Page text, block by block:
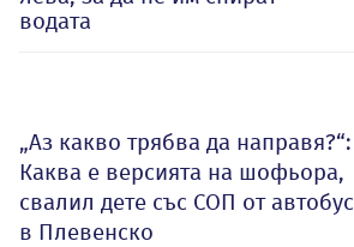
водата
„Аз какво трябва да направя?“:
Каква е версията на шофьора,
свалил дете със СОП от автобус
в Плевенско